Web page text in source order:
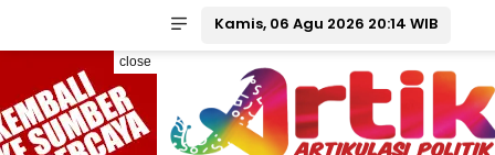
Kamis, 06 Agu 2026 20:14 WIB
close